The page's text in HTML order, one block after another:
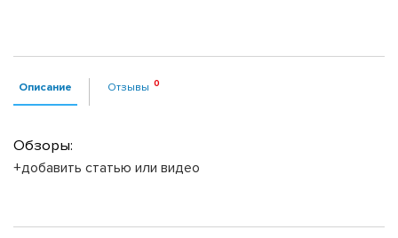
Описание Отзывы
Обзоры:
+добавить статью или видео